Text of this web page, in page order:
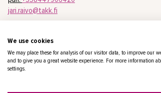
jari.raivo@takk.fi
TAKK yleishallinto
We use cookies
We may place these for analysis of our visitor data, to improve our
and to give you a great website experience. For more information
settings.